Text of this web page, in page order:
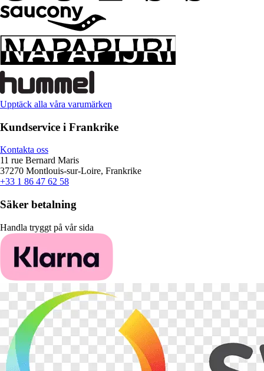
Upptäck alla våra varumärken
Kundservice i Frankrike
Kontakta oss
11 rue Bernard Maris
37270 Montlouis-sur-Loire, Frankrike
+33 1 86 47 62 58
Säker betalning
Handla tryggt på vår sida